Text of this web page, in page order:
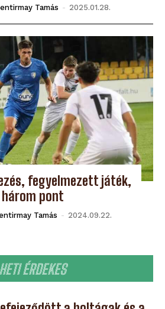
HETI ÉRDEKES
Tamás - 2025.01.28.
fegyelmezett játék,
három pont
Tamás - 2024.09.22.